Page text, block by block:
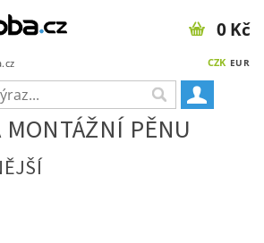
CZK EUR
0 Kč
MONTÁŽNÍ PĚNU